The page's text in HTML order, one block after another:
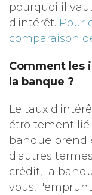
pourquoi il
d'intérêt. Pour
comparaison
Comment les
la banque ?
Le taux
étroitement lié
banque prend
d'autres
crédit, la
vous,